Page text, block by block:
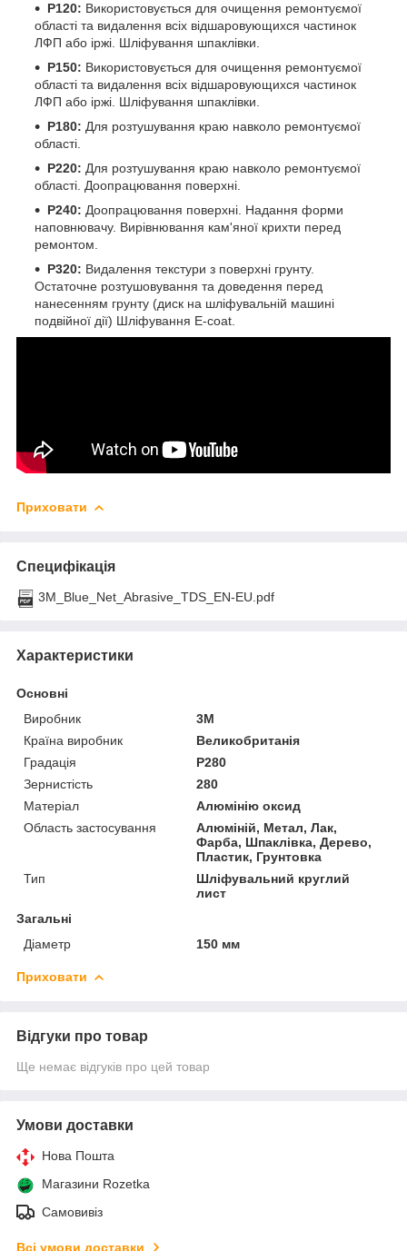
P120: Використовується для очищення ремонтуємої
області та видалення всіх відшаровующихся частинок
ЛФП або іржі. Шліфування шпаклівки.
P150: Використовується для очищення ремонтуємої
області та видалення всіх відшаровующихся частинок
ЛФП або іржі. Шліфування шпаклівки.
P180: Для розтушування краю навколо ремонтуємої
області.
P220: Для розтушування краю навколо ремонтуємої
області. Доопрацювання поверхні.
P240: Доопрацювання поверхні. Надання форми
наповнювачу. Вирівнювання кам'яної крихти перед
ремонтом.
P320: Видалення текстури з поверхні грунту.
Остаточне розтушовування та доведення перед
нанесенням грунту (диск на шліфувальній машині
подвійної дії) Шліфування E-coat.
Приховати
Специфікація
3M_Blue_Net_Abrasive_TDS_EN-EU.pdf
Характеристики
Основні
Виробник
3М
Країна виробник
Великобританія
Градація
P280
Зернистість
280
Матеріал
Алюмінію оксид
Область застосування
Алюміній, Метал, Лак,
Фарба, Шпаклівка, Дерево,
Пластик, Грунтовка
Тип
Шліфувальний круглий
лист
Загальні
Діаметр
150 мм
Приховати
Відгуки про товар
Ще немає відгуків про цей товар
Умови доставки
Нова Пошта
Магазини Rozetka
Самовивіз
Всі умови доставки